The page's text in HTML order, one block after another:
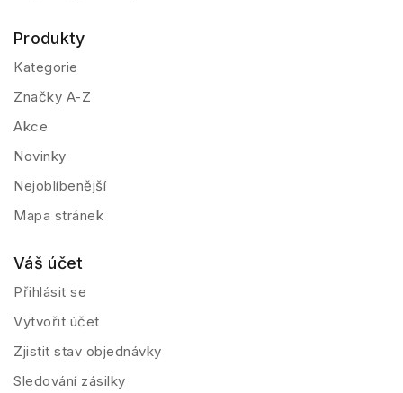
Produkty
Kategorie
Značky A-Z
Akce
Novinky
Nejoblíbenější
Mapa stránek
Váš účet
Přihlásit se
Vytvořit účet
Zjistit stav objednávky
Sledování zásilky